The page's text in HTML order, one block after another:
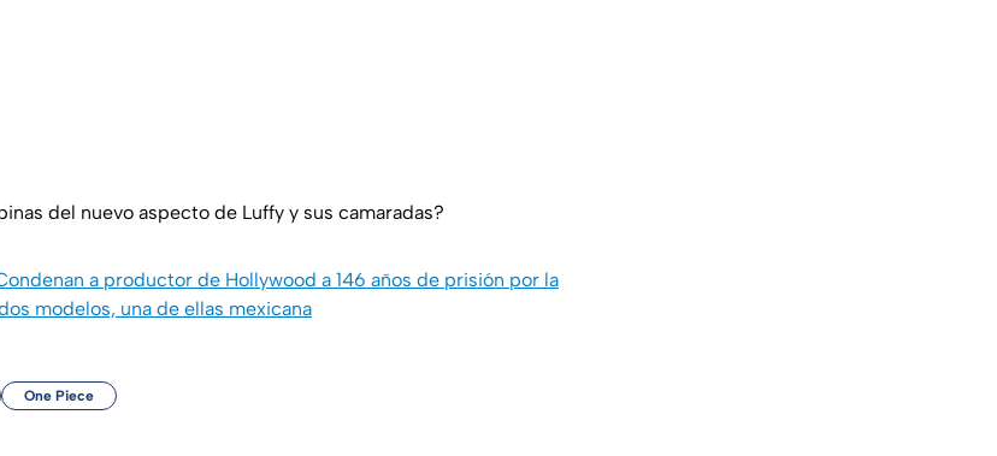
del nuevo aspecto de Luffy y sus camaradas?
a productor de Hollywood a 146 años de prisión por la
modelos, una de ellas mexicana
One Piece